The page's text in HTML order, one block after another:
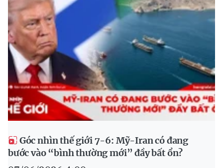
Góc nhìn thế giới 7-6: Mỹ-Iran có đang
bước vào “bình thường mới” đầy bất ổn?